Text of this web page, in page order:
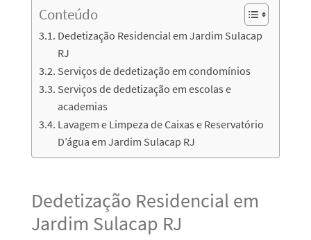
Conteúdo
Dedetização Residencial em Jardim Sulacap
RJ
Serviços de dedetização em condomínios
Serviços de dedetização em escolas e
academias
Lavagem e Limpeza de Caixas e Reservatório
D’água em Jardim Sulacap RJ
Dedetização Residencial em
Jardim Sulacap RJ